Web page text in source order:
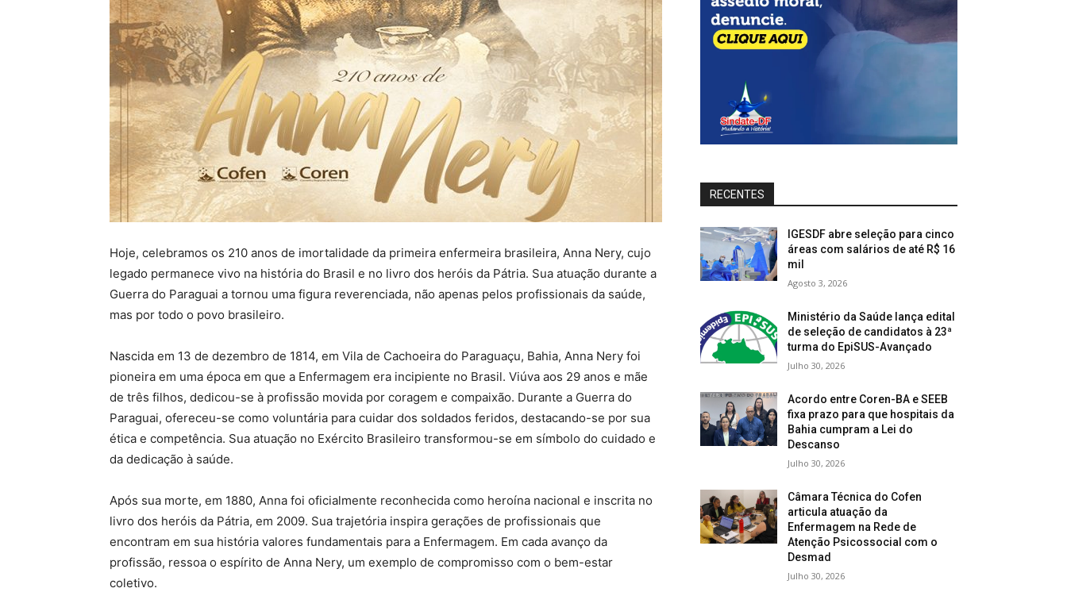
Hoje, celebramos os 210 anos de imortalidade da primeira enfermeira brasileira, Anna Nery, cujo
legado permanece vivo na história do Brasil e no livro dos heróis da Pátria. Sua atuação durante a
Guerra do Paraguai a tornou uma figura reverenciada, não apenas pelos profissionais da saúde,
mas por todo o povo brasileiro.
Nascida em 13 de dezembro de 1814, em Vila de Cachoeira do Paraguaçu, Bahia, Anna Nery foi
pioneira em uma época em que a Enfermagem era incipiente no Brasil. Viúva aos 29 anos e mãe
de três filhos, dedicou-se à profissão movida por coragem e compaixão. Durante a Guerra do
Paraguai, ofereceu-se como voluntária para cuidar dos soldados feridos, destacando-se por sua
ética e competência. Sua atuação no Exército Brasileiro transformou-se em símbolo do cuidado e
da dedicação à saúde.
Após sua morte, em 1880, Anna foi oficialmente reconhecida como heroína nacional e inscrita no
livro dos heróis da Pátria, em 2009. Sua trajetória inspira gerações de profissionais que
encontram em sua história valores fundamentais para a Enfermagem. Em cada avanço da
profissão, ressoa o espírito de Anna Nery, um exemplo de compromisso com o bem-estar
coletivo.
RECENTES
IGESDF abre seleção para cinco
áreas com salários de até R$ 16
mil
Agosto 3, 2026
Ministério da Saúde lança edital
de seleção de candidatos à 23ª
turma do EpiSUS-Avançado
Julho 30, 2026
Acordo entre Coren-BA e SEEB
fixa prazo para que hospitais da
Bahia cumpram a Lei do
Descanso
Julho 30, 2026
Câmara Técnica do Cofen
articula atuação da
Enfermagem na Rede de
Atenção Psicossocial com o
Desmad
Julho 30, 2026